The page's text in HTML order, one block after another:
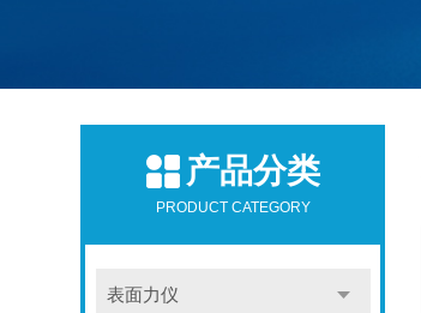
产品分类
PRODUCT CATEGORY
表面力仪